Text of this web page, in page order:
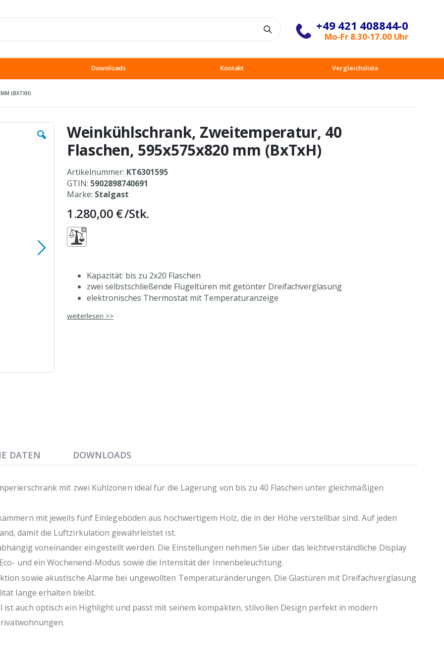
+49 421 408844-0
Mo-Fr 8.30-17.00 Uhr
Downloads Kontakt Vergleichsliste
(BXTXH)
Weinkühlschrank, Zweitemperatur, 40
Flaschen, 595x575x820 mm (BxTxH)
Artikelnummer: KT6301595
GTIN: 5902898740691
Marke: Stalgast
1.280,00 €/Stk.
Kapazität: bis zu 2x20 Flaschen
zwei selbstschließende Flügeltüren mit getönter Dreifachverglasung
elektronisches Thermostat mit Temperaturanzeige
2x5 Holz-Einlegeböden, höhenverstellbar
IP Schutzart IPX4
Kältemittel R600a
weiterlesen >>
mit zwei Kühlzonen ideal für die Lagerung von bis zu 40 Flaschen unter gleichmäßigen
mit jeweils fünf Einlegeböden aus hochwertigem Holz, die in der Höhe verstellbar sind. Auf jeden
damit die Luftzirkulation gewährleistet ist.
voneinander eingestellt werden. Die Einstellungen nehmen Sie über das leichtverständliche Display
und ein Wochenend-Modus sowie die Intensität der Innenbeleuchtung.
sowie akustische Alarme bei ungewollten Temperaturänderungen. Die Glastüren mit Dreifachverglasung
lange erhalten bleibt.
auch optisch ein Highlight und passt mit seinem kompakten, stilvollen Design perfekt in modern
DATEN DOWNLOADS